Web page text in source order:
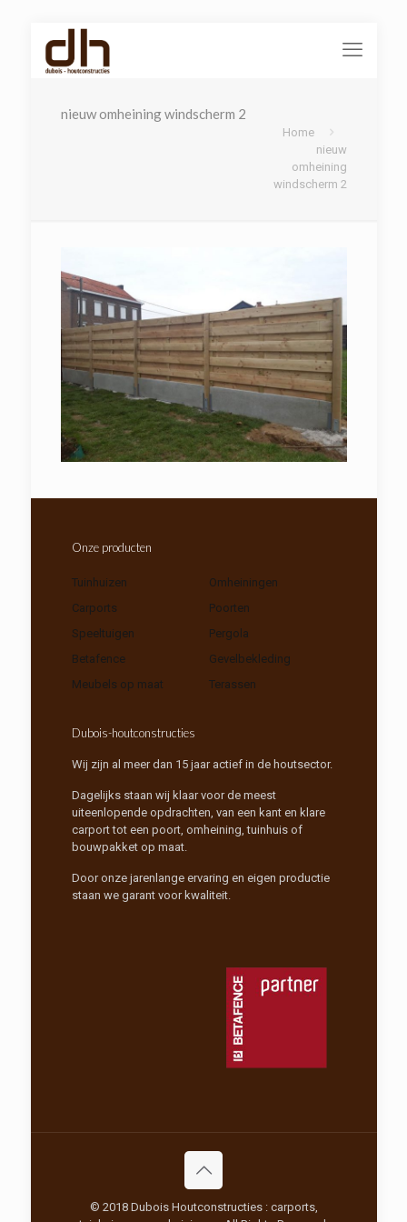
nieuw omheining windscherm 2
Home
nieuw
omheining
windscherm 2
Onze producten
Tuinhuizen
Carports
Speeltuigen
Betafence
Meubels op maat
Omheiningen
Poorten
Pergola
Gevelbekleding
Terassen
Dubois-houtconstructies
Wij zijn al meer dan 15 jaar actief in de houtsector.
Dagelijks staan wij klaar voor de meest
uiteenlopende opdrachten, van een kant en klare
carport tot een poort, omheining, tuinhuis of
bouwpakket op maat.
Door onze jarenlange ervaring en eigen productie
staan we garant voor kwaliteit.
© 2018 Dubois Houtconstructies : carports,